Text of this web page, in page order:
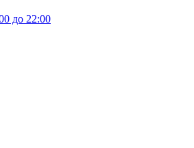
до 22:00